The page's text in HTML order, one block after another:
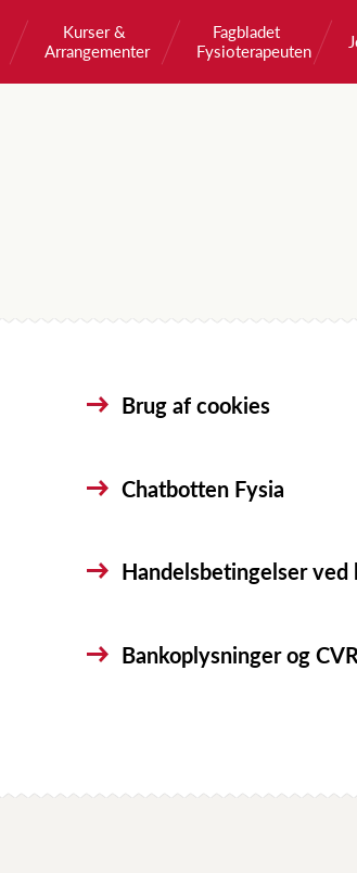
Kurser &
Arrangementer
Fagbladet
Fysioterapeuten
Brug af cookies
Chatbotten Fysia
Handelsbetingelser ved
Bankoplysninger og